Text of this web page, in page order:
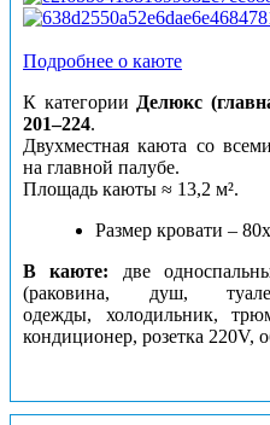
Подробнее о каюте
К категории Делюкс
201–224.
Двухместная каюта со
на главной палубе.
Площадь каюты ≈ 13,2 м².
Размер кровати –
В каюте: две
(раковина, душ,
одежды, холодильник,
кондиционер, розетка 220V,